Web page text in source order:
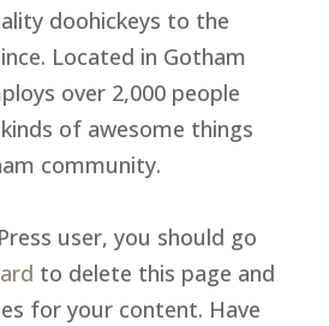
doohickeys to the
Located in Gotham
over 2,000 people
of awesome things
community.
user, you should go
to delete this page and
for your content. Have